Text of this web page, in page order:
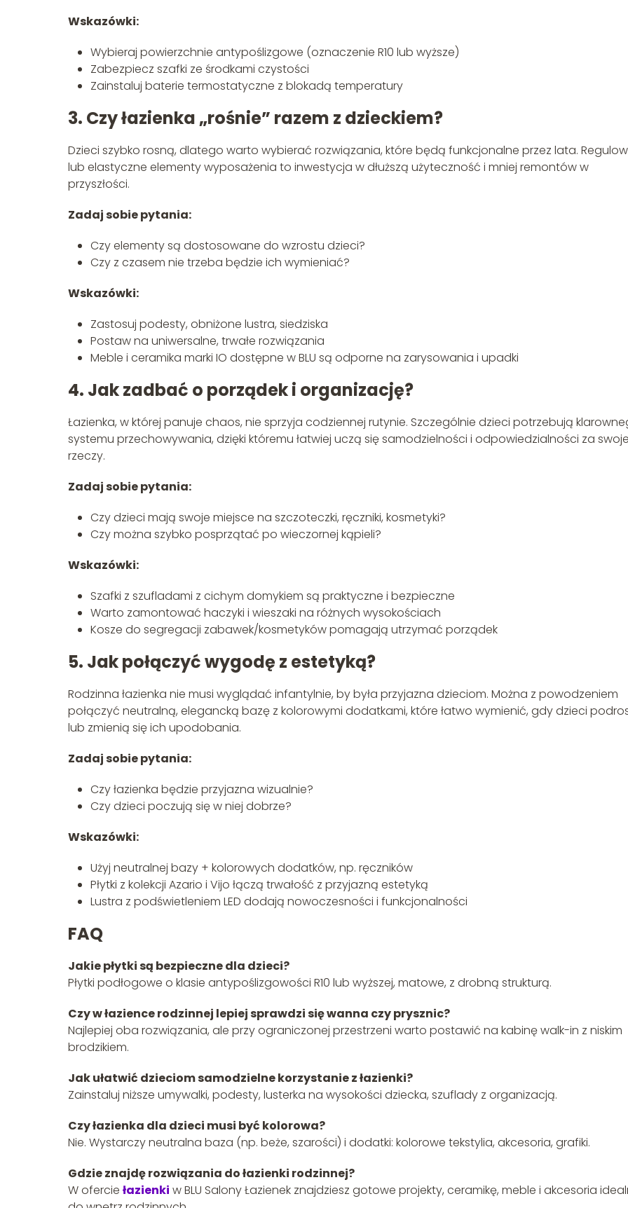
Wskazówki:
Wybieraj powierzchnie antypoślizgowe (oznaczenie R10 lub wyższe)
Zabezpiecz szafki ze środkami czystości
Zainstaluj baterie termostatyczne z blokadą temperatury
3. Czy łazienka „rośnie” razem z dzieckiem?
Dzieci szybko rosną, dlatego warto wybierać rozwiązania, które będą funkcjonalne przez lata.
lub elastyczne elementy wyposażenia to inwestycja w dłuższą użyteczność i mniej remontów w
przyszłości.
Zadaj sobie pytania:
Czy elementy są dostosowane do wzrostu dzieci?
Czy z czasem nie trzeba będzie ich wymieniać?
Wskazówki:
Zastosuj podesty, obniżone lustra, siedziska
Postaw na uniwersalne, trwałe rozwiązania
Meble i ceramika marki IO dostępne w BLU są odporne na zarysowania i upadki
4. Jak zadbać o porządek i organizację?
Łazienka, w której panuje chaos, nie sprzyja codziennej rutynie. Szczególnie dzieci potrzebują
systemu przechowywania, dzięki któremu łatwiej uczą się samodzielności i odpowiedzialności za
rzeczy.
Zadaj sobie pytania:
Czy dzieci mają swoje miejsce na szczoteczki, ręczniki, kosmetyki?
Czy można szybko posprzątać po wieczornej kąpieli?
Wskazówki:
Szafki z szufladami z cichym domykiem są praktyczne i bezpieczne
Warto zamontować haczyki i wieszaki na różnych wysokościach
Kosze do segregacji zabawek/kosmetyków pomagają utrzymać porządek
5. Jak połączyć wygodę z estetyką?
Rodzinna łazienka nie musi wyglądać infantylnie, by była przyjazna dzieciom. Można z powodzeniem
połączyć neutralną, elegancką bazę z kolorowymi dodatkami, które łatwo wymienić, gdy dzieci
lub zmienią się ich upodobania.
Zadaj sobie pytania:
Czy łazienka będzie przyjazna wizualnie?
Czy dzieci poczują się w niej dobrze?
Wskazówki:
Użyj neutralnej bazy + kolorowych dodatków, np. ręczników
Płytki z kolekcji Azario i Vijo łączą trwałość z przyjazną estetyką
Lustra z podświetleniem LED dodają nowoczesności i funkcjonalności
FAQ
Jakie płytki są bezpieczne dla dzieci?
Płytki podłogowe o klasie antypoślizgowości R10 lub wyższej, matowe, z drobną strukturą.
Czy w łazience rodzinnej lepiej sprawdzi się wanna czy prysznic?
Najlepiej oba rozwiązania, ale przy ograniczonej przestrzeni warto postawić na kabinę walk-in z niskim
brodzikiem.
Jak ułatwić dzieciom samodzielne korzystanie z łazienki?
Zainstaluj niższe umywalki, podesty, lusterka na wysokości dziecka, szuflady z organizacją.
Czy łazienka dla dzieci musi być kolorowa?
Nie. Wystarczy neutralna baza (np. beże, szarości) i dodatki: kolorowe tekstylia, akcesoria, grafiki.
Gdzie znajdę rozwiązania do łazienki rodzinnej?
W ofercie łazienki w BLU Salony Łazienek znajdziesz gotowe projekty, ceramikę, meble i akcesoria